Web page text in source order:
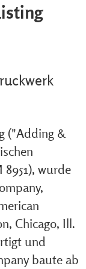
("Adding &
wurde
Chicago, Ill.
und
baute ab